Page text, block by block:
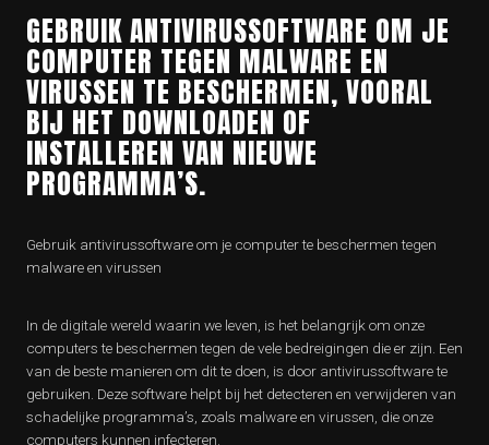
GEBRUIK ANTIVIRUSSOFTWARE OM JE
COMPUTER TEGEN MALWARE EN
VIRUSSEN TE BESCHERMEN, VOORAL
BIJ HET DOWNLOADEN OF
INSTALLEREN VAN NIEUWE
PROGRAMMA’S.
Gebruik antivirussoftware om je computer te beschermen tegen
malware en virussen
In de digitale wereld waarin we leven, is het belangrijk om onze
computers te beschermen tegen de vele bedreigingen die er zijn. Een
van de beste manieren om dit te doen, is door antivirussoftware te
gebruiken. Deze software helpt bij het detecteren en verwijderen van
schadelijke programma’s, zoals malware en virussen, die onze
computers kunnen infecteren.